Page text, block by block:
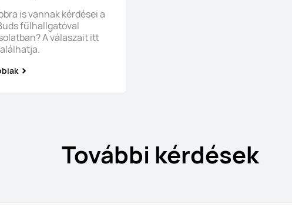
is vannak kérdései a
fülhallgatóval
A válaszait itt
További kérdések